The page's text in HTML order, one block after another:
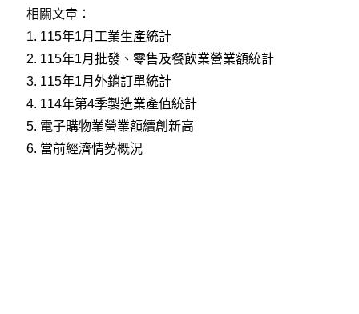
相關文章：
1. 115年1月工業生產統計
2. 115年1月批發、零售及餐飲業營業額統計
3. 115年1月外銷訂單統計
4. 114年第4季製造業產值統計
5. 電子購物業營業額續創新高
6. 當前經濟情勢概況